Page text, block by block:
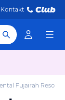
Kontakt
Fujairah Resort